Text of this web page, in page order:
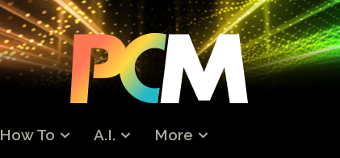
How To A.I. More